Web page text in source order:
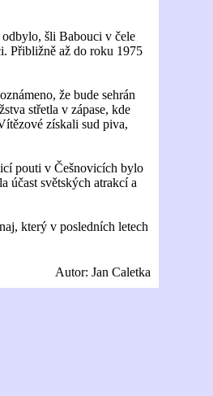
šli Babouci v čele
Přibližně až do roku 1975
že bude sehrán
střetla v zápase, kde
získali sud piva,
pouti v Češnovicích bylo
účast světských atrakcí a
který v posledních letech
Autor: Jan Caletka